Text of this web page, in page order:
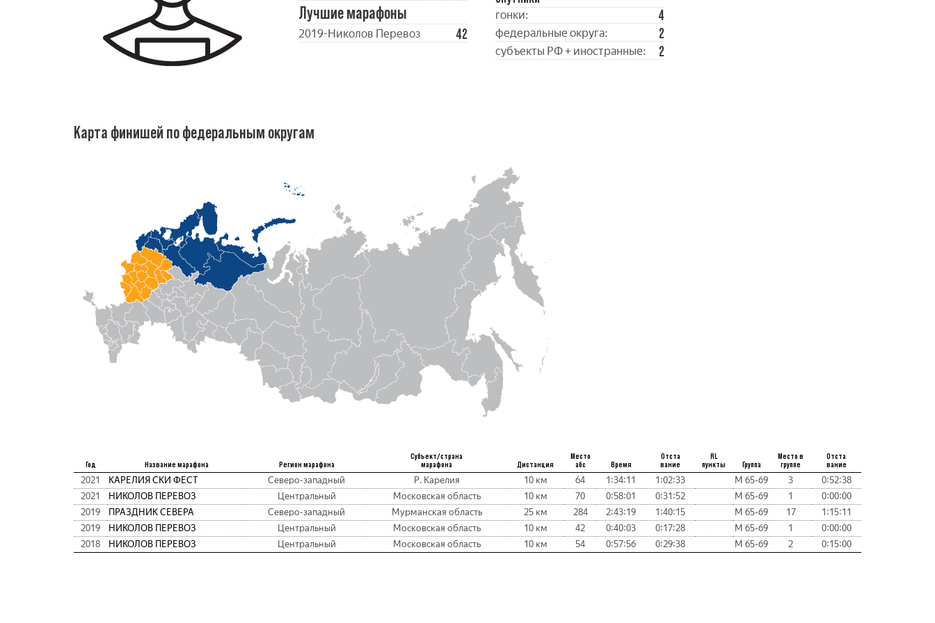
Лучшие марафоны
2019-Николов Перевоз 42
гонки: 4
федеральные округа: 2
субъекты РФ + иностранные: 2
Карта финишей по федеральным округам
Год Название марафона Регион марафона
Субъект/страна
марафона
Дистанция
Место
абс
Время
Отста
вание
RL
пункты
Группа
Место в
группе
Отста
вание
2021 КАРЕЛИЯ СКИ ФЕСТ Северо-западный Р. Карелия 10 км 64 1:34:11 1:02:33 М 65-69 3
0:52:38
2021
НИКОЛОВ ПЕРЕВОЗ Центральный Московская область 10 км 70 0:58:01 0:31:52 М 65-69 1
0:00:00
2019
ПРАЗДНИК СЕВЕРА Северо-западный Мурманская область 25 км 284 2:43:19 1:40:15 М 65-69 17
1:15:11
2019
НИКОЛОВ ПЕРЕВОЗ Центральный Московская область 10 км 42 0:40:03 0:17:28 М 65-69 1
0:00:00
2018
НИКОЛОВ ПЕРЕВОЗ Центральный Московская область 10 км 54 0:57:56 0:29:38 М 65-69 2 0:15:00